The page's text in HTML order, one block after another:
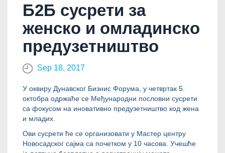
Б2Б сусрети за
женско и омладинско
предузетништво
Sep 18, 2017
У оквиру Дунавског Бизнис Форума, у четвртак 5.
октобра одржаће се Међународни пословни сусрети
са фокусом на иновативно предузетништво код жена
и младих.
Ови сусрети ће се организовати у Мастер центру
Новосадског сајма са почетком у 10 часова. Учешће